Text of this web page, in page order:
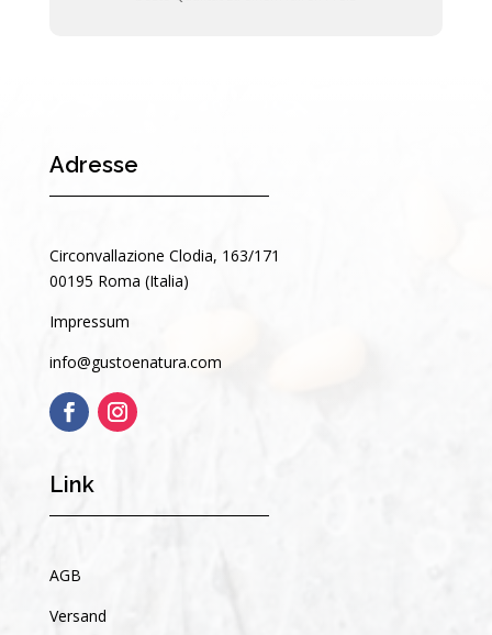
Adresse
Circonvallazione Clodia, 163/171
00195 Roma (Italia)
Impressum
info@gustoenatura.com
Link
AGB
Versand